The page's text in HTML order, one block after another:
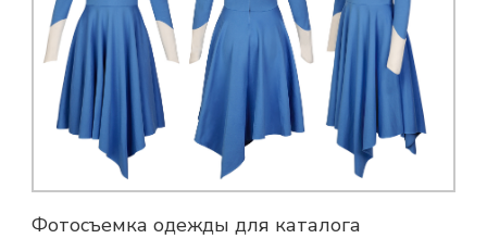
Фотосъемка одежды для каталога